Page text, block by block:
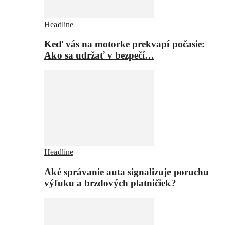
Headline
Keď vás na motorke prekvapí počasie:
Ako sa udržať v bezpečí…
Headline
Aké správanie auta signalizuje poruchu
výfuku a brzdových platničiek?